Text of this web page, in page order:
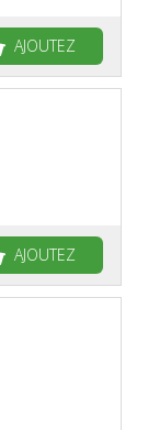
AJOUTEZ
AJOUTEZ